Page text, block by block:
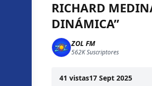
RICHARD
DINÁMICA”
ZOL FM
562KSuscriptores
41 vistas17 Sept 2025